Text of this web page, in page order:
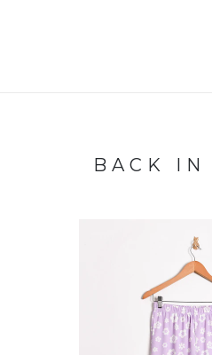
BACK IN